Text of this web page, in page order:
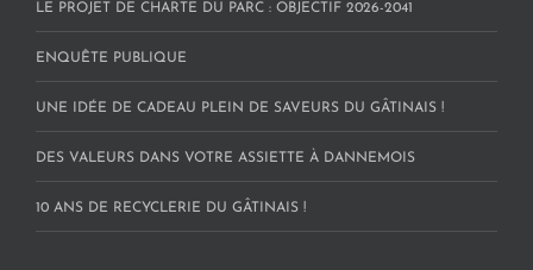
LE PROJET DE CHARTE DU PARC : OBJECTIF 2026-2041
ENQUÊTE PUBLIQUE
UNE IDÉE DE CADEAU PLEIN DE SAVEURS DU GÂTINAIS !
DES VALEURS DANS VOTRE ASSIETTE À DANNEMOIS
10 ANS DE RECYCLERIE DU GÂTINAIS !